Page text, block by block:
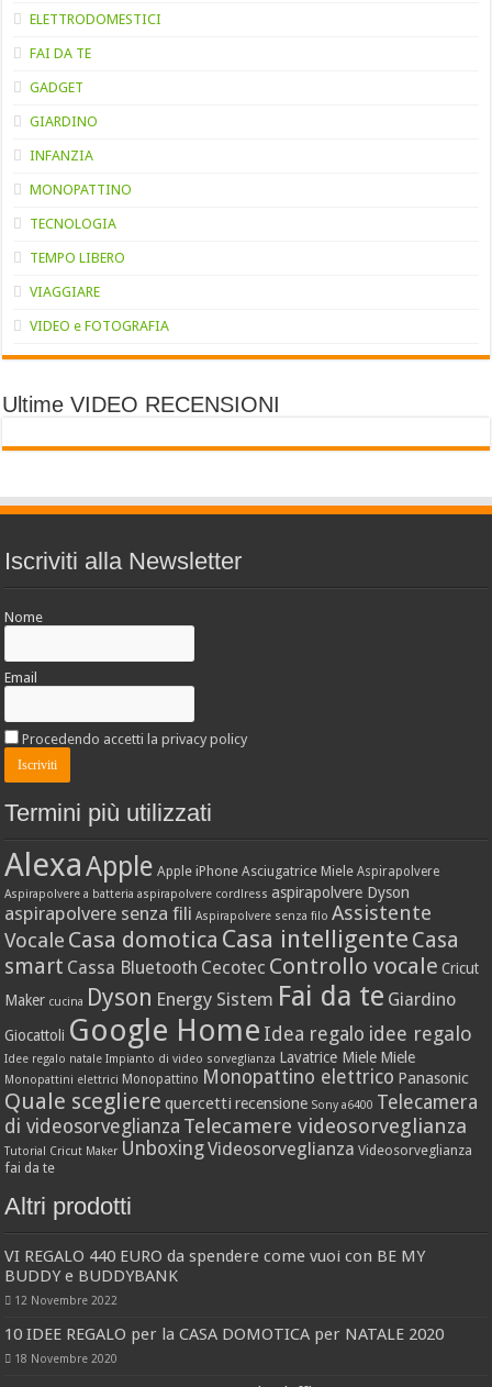
ELETTRODOMESTICI
FAI DA TE
GADGET
GIARDINO
INFANZIA
MONOPATTINO
TECNOLOGIA
TEMPO LIBERO
VIAGGIARE
VIDEO e FOTOGRAFIA
Ultime VIDEO RECENSIONI
Iscriviti alla Newsletter
Nome
Email
Procedendo accetti la privacy policy
Termini più utilizzati
AlexaApple Apple iPhone Asciugatrice Miele Aspirapolvere
Aspirapolvere a batteria aspirapolvere cordlress aspirapolvere Dyson
aspirapolvere senza fili Aspirapolvere senza filo Assistente
Vocale Casa domotica Casa intelligente Casa
smart Cassa Bluetooth Cecotec Controllo vocale Cricut
Maker cucina Dyson Energy Sistem Fai da te Giardino
Giocattoli Google Home Idea regalo idee regalo
Idee regalo natale Impianto di video sorveglianza Lavatrice Miele Miele
Monopattini elettrici Monopattino Monopattino elettrico Panasonic
Quale scegliere quercetti recensione Sony a6400 Telecamera
di videosorveglianza Telecamere videosorveglianza
Tutorial Cricut Maker UnboxingVideosorveglianza Videosorveglianza
fai da te
Altri prodotti
VI REGALO 440 EURO da spendere come vuoi con BE MY
BUDDY e BUDDYBANK
12 Novembre 2022
10 IDEE REGALO per la CASA DOMOTICA per NATALE 2020
18 Novembre 2020